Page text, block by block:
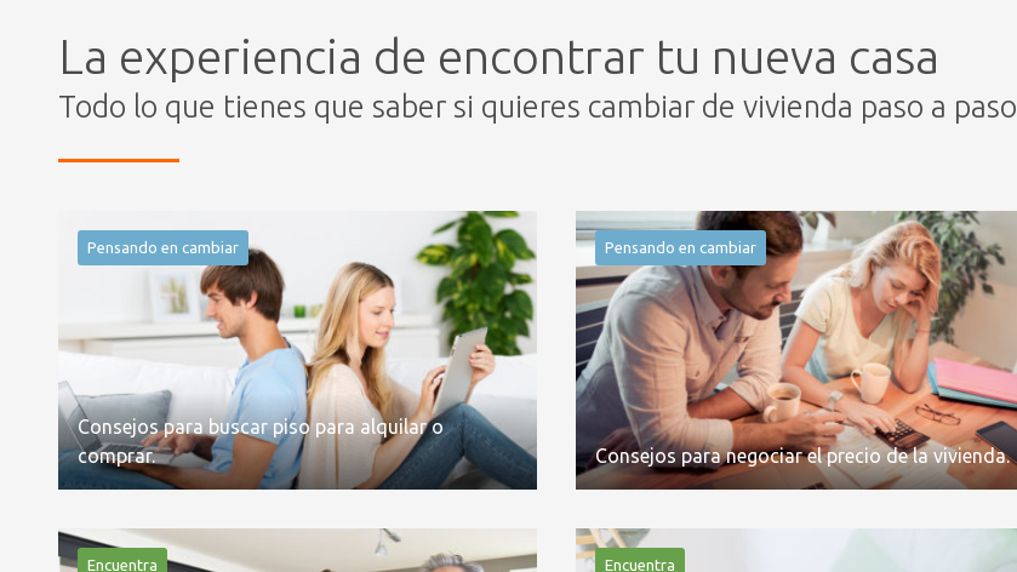
La experiencia de encontrar tu nueva casa
Todo lo que tienes que saber si quieres cambiar de vivienda paso a paso
Pensando en cambiar
Consejos para buscar piso para alquilar o
comprar.
Pensando en cambiar
Consejos para negociar el precio de la vivienda.
Encuentra Encuentra